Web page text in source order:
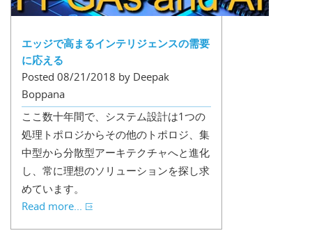
エッジで高まるインテリジェンスの需要
に応える
Posted 08/21/2018 by Deepak
Boppana
ここ数十年間で、システム設計は1つの
処理トポロジからその他のトポロジ、集
中型から分散型アーキテクチャへと進化
し、常に理想のソリューションを探し求
めています。
Read more...